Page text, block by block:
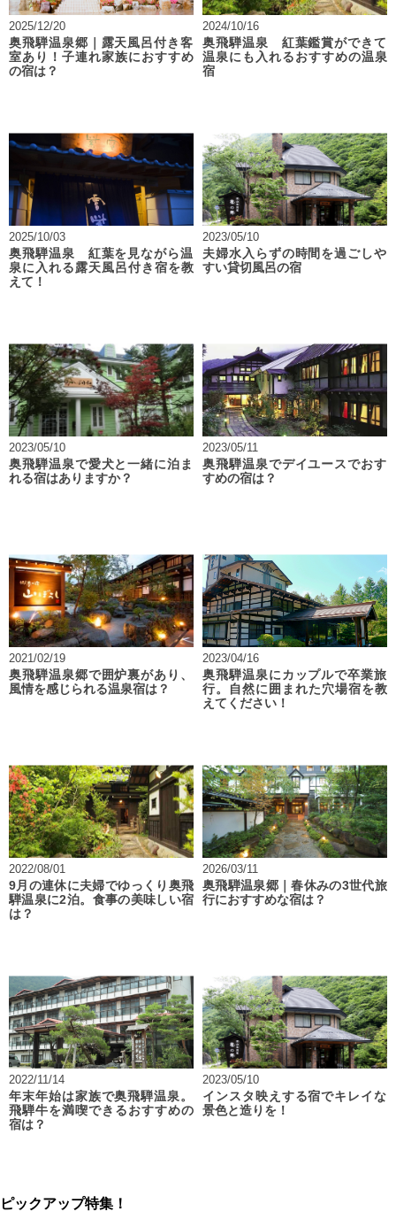
2025/12/20
奥飛騨温泉郷｜露天風呂付き客
室あり！子連れ家族におすすめ
の宿は？
2024/10/16
奥飛騨温泉 紅葉鑑賞ができて
温泉にも入れるおすすめの温泉
宿
2025/10/03
奥飛騨温泉 紅葉を見ながら温
泉に入れる露天風呂付き宿を教
えて！
2023/05/10
夫婦水入らずの時間を過ごしや
すい貸切風呂の宿
2023/05/10
奥飛騨温泉で愛犬と一緒に泊ま
れる宿はありますか？
2023/05/11
奥飛騨温泉でデイユースでおす
すめの宿は？
2021/02/19
奥飛騨温泉郷で囲炉裏があり、
風情を感じられる温泉宿は？
2023/04/16
奥飛騨温泉にカップルで卒業旅
行。自然に囲まれた穴場宿を教
えてください！
2022/08/01
9月の連休に夫婦でゆっくり奥飛
騨温泉に2泊。食事の美味しい宿
は？
2026/03/11
奥飛騨温泉郷｜春休みの3世代旅
行におすすめな宿は？
2022/11/14
年末年始は家族で奥飛騨温泉。
飛騨牛を満喫できるおすすめの
宿は？
2023/05/10
インスタ映えする宿でキレイな
景色と造りを！
ピックアップ特集！